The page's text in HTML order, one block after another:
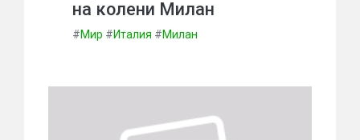
на колени Милан
#Мир #Италия #Милан